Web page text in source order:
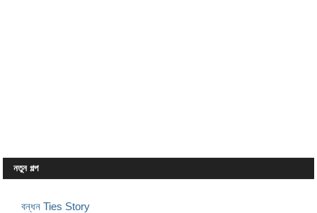
নতুন গল্প
বন্ধন Ties Story